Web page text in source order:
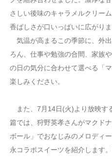
さしい後味のキャラメルクリー
香ばしさが口いっぱいに広がりま
気温が高まるこの季節に、外
ろん、仕事や勉強の合間、家族
の日の気分に合わせて選べる「
楽しみください。
また、7月14日(火)より放映す
篇では、狩野英孝さんがマクド
ボール」でおなじみのメロディ
永コラボスイーツを紹介します